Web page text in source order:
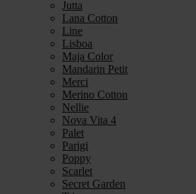
Jutta
Lana Cotton
Line
Lisboa
Maja Color
Mandarin Petit
Merci
Merino Cotton
Nellie
Nova Vita 4
Palet
Parigi
Poppy
Scarlet
Secret Garden